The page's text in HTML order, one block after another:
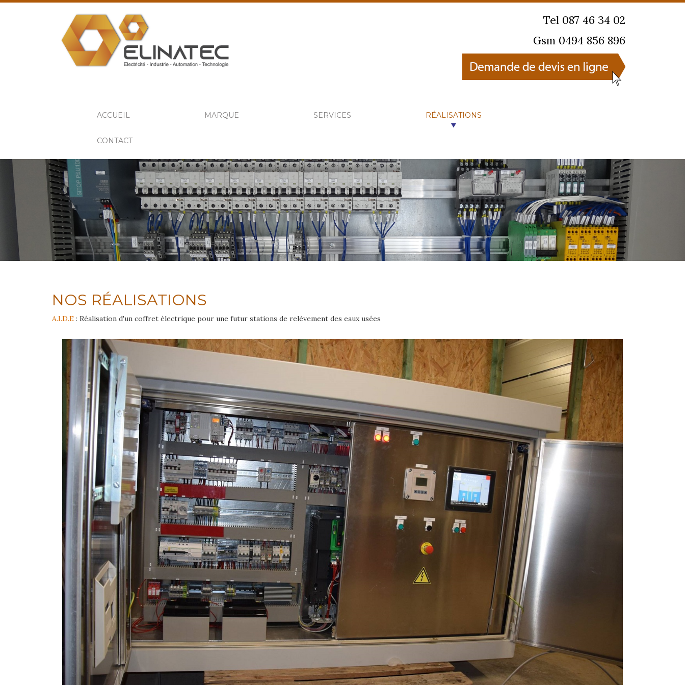
Tel 087 46 34 02
Gsm 0494 856 896
ACCUEIL MARQUE SERVICES RÉALISATIONS
CONTACT
NOS RÉALISATIONS
A.I.D.E : Réalisation d'un coffret électrique pour une futur stations de relèvement des eaux usées